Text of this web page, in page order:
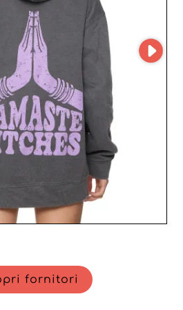
ad articoli competitivi e alla
loro offerta e la loro posizione
Affidati a Pretty
slancio al tuo business e
femminile capi imprescindibili
qualità ed eleganza.
fornitori